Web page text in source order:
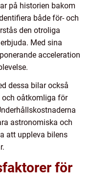
på historien bakom
både för- och
den otroliga
Med sina
acceleration
dessa bilar också
oåtkomliga för
astronomiska och
att uppleva bilens
för